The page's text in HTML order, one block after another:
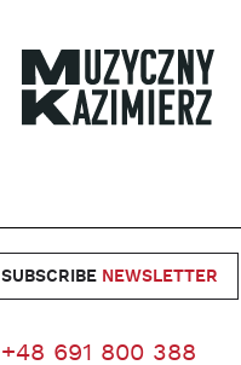
SUBSCRIBE NEWSLETTER
+48 691 800 388